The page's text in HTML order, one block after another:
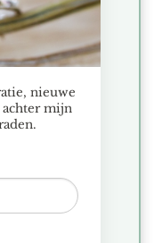
aan
verlanglijst
aan
nieuwe
achter mijn